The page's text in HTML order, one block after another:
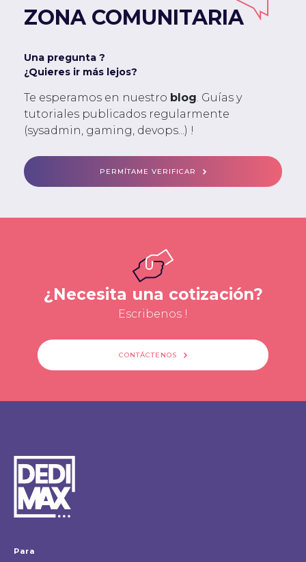
ZONA COMUNITARIA
Una pregunta ?
¿Quieres ir más lejos?
Te esperamos en nuestro blog. Guías y
tutoriales publicados regularmente
(sysadmin, gaming, devops...) !
PERMÍTAME VERIFICAR
¿Necesita una cotización?
Escribenos !
CONTÁCTENOS
Para